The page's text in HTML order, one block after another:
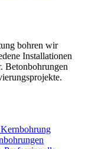
bohren wir
Installationen
Betonbohrungen